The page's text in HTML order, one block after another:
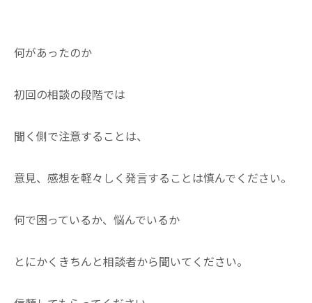
何があったのか
初回の相談の段階では
聞く側で注意することは、
意見、感想を軽々しく発言することは慎んでください。
何で困っているか、悩んでいるか
とにかくきちんと相談者から聞いてください。